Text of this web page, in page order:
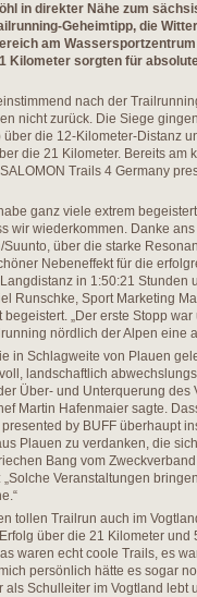
in direkter Nähe zum
Geheimtipp, die
am
Kilometer sorgten für
nach der
nicht zurück. Die Siege
die 12-Kilometer-Distanz
die 21 Kilometer. Bereits am
Trails 4 Germany
ganz viele extrem
wir wiederkommen. Danke
über die starke
Nebeneffekt für die
in 1:50:21 Stunden
Runschke, Sport Marketing
„Der erste Stopp
nördlich der Alpen eine
in Schlagweite von Plauen
landschaftlich
Über- und Unterquerung des
Martin Hafenmaier sagte.
by BUFF überhaupt
Plauen zu verdanken, die
Bang vom
Veranstaltungen
tollen Trailrun auch im
über die 21 Kilometer
waren echt coole Trails, es
persönlich hätte es sogar
Schulleiter im Vogtland lebt